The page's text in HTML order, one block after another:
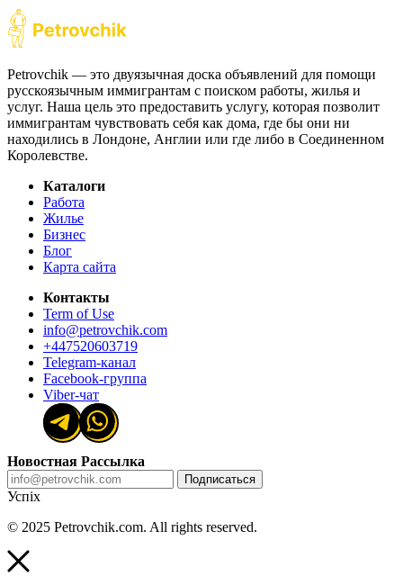
Petrovchik — это двуязычная доска объявлений для помощи
русскоязычным иммигрантам с поиском работы, жилья и
услуг. Наша цель это предоставить услугу, которая позволит
иммигрантам чувствовать себя как дома, где бы они ни
находились в Лондоне, Англии или где либо в Соединенном
Королевстве.
Каталоги
Работа
Жилье
Бизнес
Блог
Карта сайта
Контакты
Term of Use
info@petrovchik.com
+447520603719
Telegram-канал
Facebook-группа
Viber-чат
Новостная Рассылка
Подписаться
Успіх
© 2025 Petrovchik.com. All rights reserved.